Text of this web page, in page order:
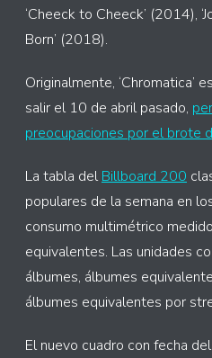
‘Cheeck to Cheeck’ (2014),
Born’ (2018).
Originalmente, ‘Chromatica’
salir el 10 de abril pasado,
preocupaciones por el brote
La tabla delBillboard 200
populares de la semana en
consumo multimétrico
equivalentes. Las unidades
álbumes, álbumes
álbumes equivalentes por
El nuevo cuadro con fecha